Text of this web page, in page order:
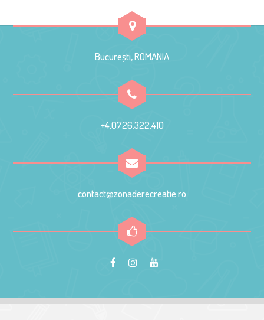
București, ROMANIA
+4.0726.322.410
contact@zonaderecreatie.ro